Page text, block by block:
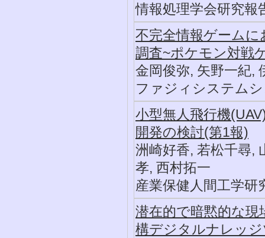
情報処理学会研究報
不完全情報ゲーム
調査~ポケモン対戦
金岡俊弥, 矢野一紀,
ファジィシステム
小型無人飛行機
開発の検討(第1報)
洲崎好香, 若松千尋,
孝, 西村拓一
産業保健人間工学研
潜在的で暗黙的な現
構デジタルナレッ